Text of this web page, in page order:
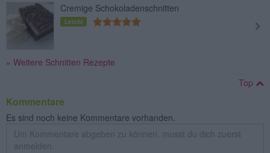
Cremige Schokoladenschnitten
Leicht
» Weitere Schnitten Rezepte
Top
Kommentare
Es sind noch keine Kommentare vorhanden.